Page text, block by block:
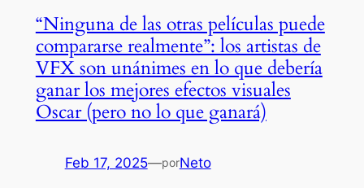
“Ninguna de las otras películas puede
compararse realmente”: los artistas de
VFX son unánimes en lo que debería
ganar los mejores efectos visuales
Oscar (pero no lo que ganará)
Feb 17, 2025—porNeto